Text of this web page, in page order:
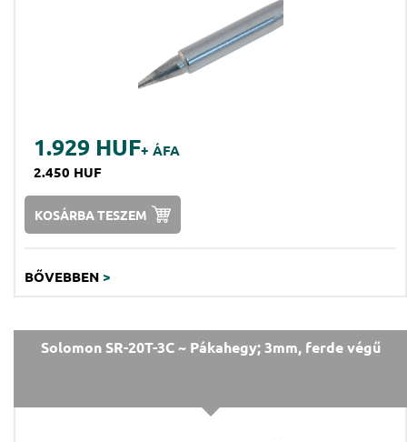
1.929 HUF+ ÁFA
2.450 HUF
KOSÁRBA TESZEM
BŐVEBBEN >
Solomon SR-20T-3C ~ Pákahegy; 3mm, ferde végű